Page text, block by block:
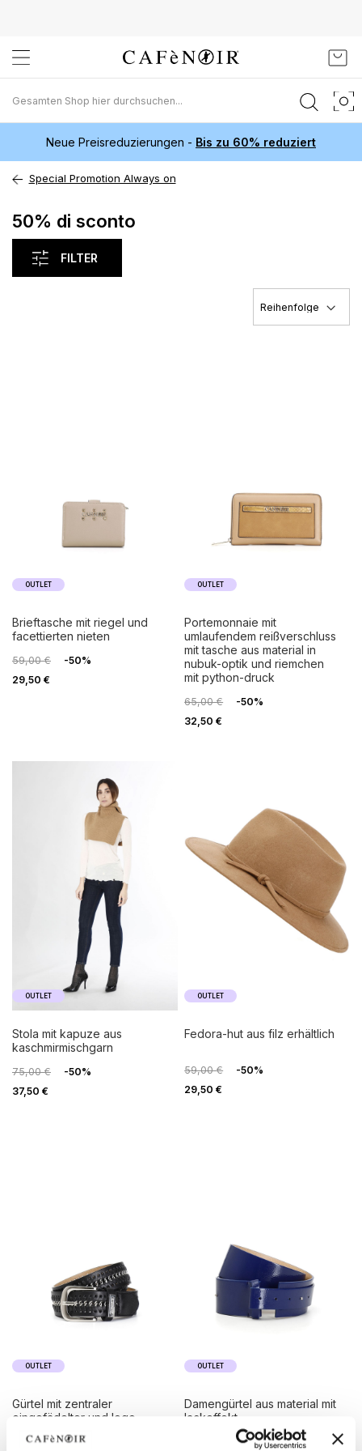
Inhalt
springen
Neue Preisreduzierungen - Bis zu 60% reduziert
Special Promotion Always on
50% di sconto
OUTLET
brieftasche mit riegel und
facettierten nieten
59,00 €
-50%
29,50 €
OUTLET
portemonnaie mit
umlaufendem reißverschluss
mit tasche aus material in
nubuk-optik und riemchen
mit python-druck
65,00 €
-50%
32,50 €
OUTLET
stola mit kapuze aus
kaschmirmischgarn
75,00 €
-50%
37,50 €
OUTLET
fedora-hut aus filz erhältlich
59,00 €
-50%
29,50 €
OUTLET
gürtel mit zentraler
eingefädelter und logo-
metallplakette
OUTLET
damengürtel aus material mit
lackeffekt
-50%
FILTER